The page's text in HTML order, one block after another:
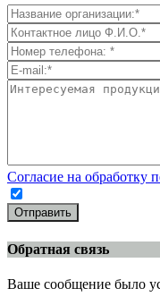
Согласие на обработку
Отправить
Обратная связь
Ваше сообщение было